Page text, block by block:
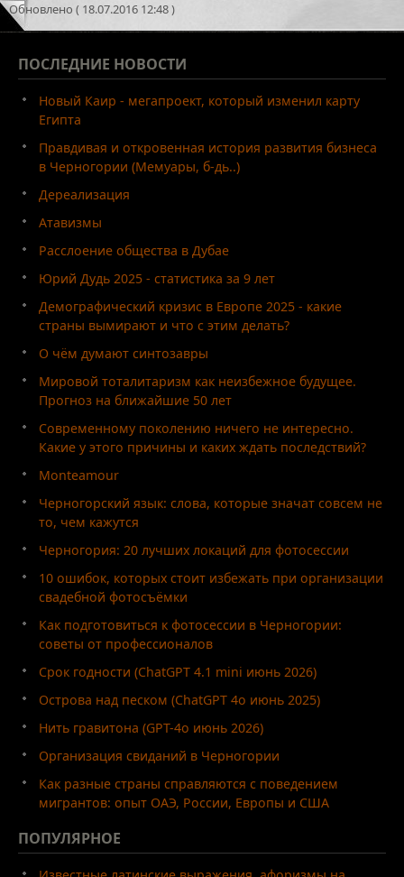
Обновлено ( 18.07.2016 12:48 )
ПОСЛЕДНИЕ НОВОСТИ
Новый Каир - мегапроект, который изменил карту
Египта
Правдивая и откровенная история развития бизнеса
в Черногории (Мемуары, б-дь..)
Дереализация
Атавизмы
Расслоение общества в Дубае
Юрий Дудь 2025 - статистика за 9 лет
Демографический кризис в Европе 2025 - какие
страны вымирают и что с этим делать?
О чём думают синтозавры
Мировой тоталитаризм как неизбежное будущее.
Прогноз на ближайшие 50 лет
Современному поколению ничего не интересно.
Какие у этого причины и каких ждать последствий?
Monteamour
Черногорский язык: слова, которые значат совсем не
то, чем кажутся
Черногория: 20 лучших локаций для фотосессии
10 ошибок, которых стоит избежать при организации
свадебной фотосъёмки
Как подготовиться к фотосессии в Черногории:
советы от профессионалов
Срок годности (ChatGPT 4.1 mini июнь 2026)
Острова над песком (ChatGPT 4o июнь 2025)
Нить гравитона (GPT-4o июнь 2026)
Организация свиданий в Черногории
Как разные страны справляются с поведением
мигрантов: опыт ОАЭ, России, Европы и США
ПОПУЛЯРНОЕ